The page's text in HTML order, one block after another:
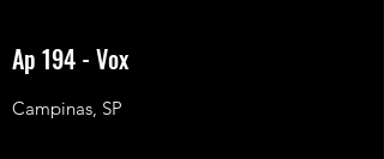
Ap 194 - Vox
Campinas, SP